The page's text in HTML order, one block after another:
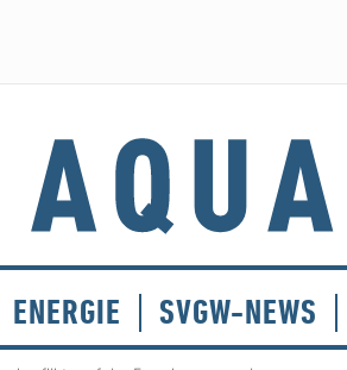
ENERGIE SVGW-NEWS